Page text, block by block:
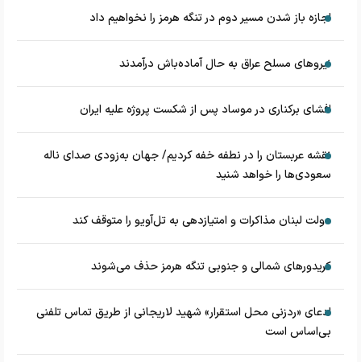
اجازه باز شدن مسیر دوم در تنگه هرمز را نخواهیم داد
نیروهای مسلح عراق به حال آماده‌باش درآمدند
افشای برکناری در موساد پس از شکست پروژه علیه ایران
نقشه عربستان را در نطفه خفه کردیم/ جهان به‌زودی صدای ناله
سعودی‌ها را خواهد شنید
دولت لبنان مذاکرات و امتیازدهی به تل‌آویو را متوقف کند
کریدورهای شمالی و جنوبی تنگه هرمز حذف می‌شوند
ادعای «ردزنی محل استقرار» شهید لاریجانی از طریق تماس تلفنی
بی‌اساس است